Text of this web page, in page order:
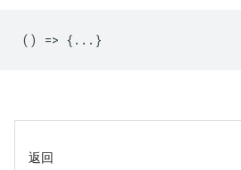
() => {...}
返回